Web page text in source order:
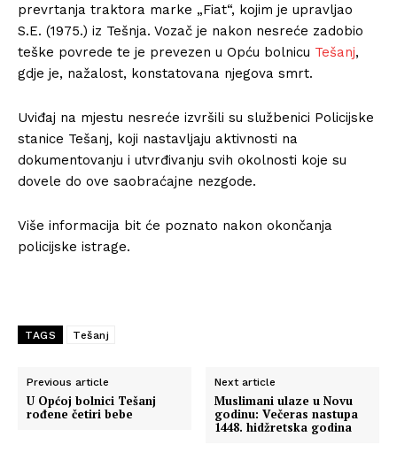
prevrtanja traktora marke „Fiat“, kojim je upravljao
S.E. (1975.) iz Tešnja. Vozač je nakon nesreće zadobio
teške povrede te je prevezen u Opću bolnicu Tešanj,
gdje je, nažalost, konstatovana njegova smrt.
Uviđaj na mjestu nesreće izvršili su službenici Policijske
stanice Tešanj, koji nastavljaju aktivnosti na
dokumentovanju i utvrđivanju svih okolnosti koje su
dovele do ove saobraćajne nezgode.
Više informacija bit će poznato nakon okončanja
policijske istrage.
TAGS Tešanj
Previous article
U Općoj bolnici Tešanj
rođene četiri bebe
Next article
Muslimani ulaze u Novu
godinu: Večeras nastupa
1448. hidžretska godina